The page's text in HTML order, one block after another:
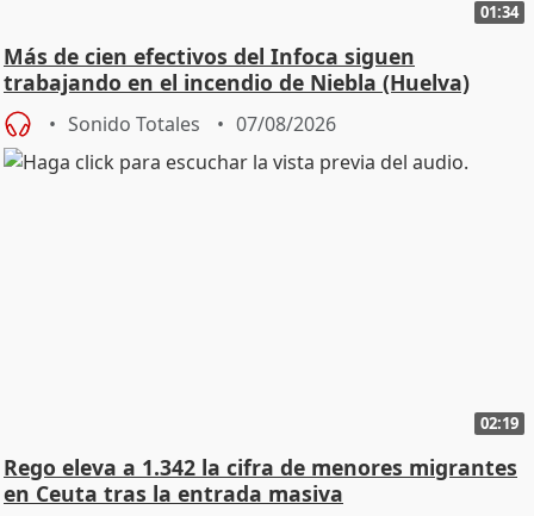
01:34
Más de cien efectivos del Infoca siguen
trabajando en el incendio de Niebla (Huelva)
Sonido Totales 07/08/2026
02:19
Rego eleva a 1.342 la cifra de menores migrantes
en Ceuta tras la entrada masiva